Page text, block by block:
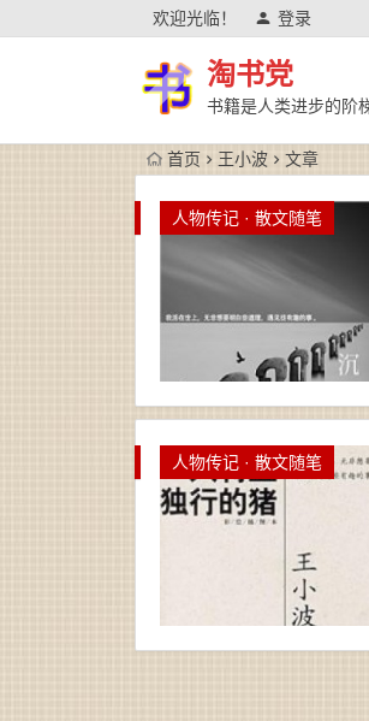
欢迎光临！ 登录
淘书党
书籍是人类进步的阶
首页 王小波 文章
人物传记 · 散文随笔
人物传记 · 散文随笔